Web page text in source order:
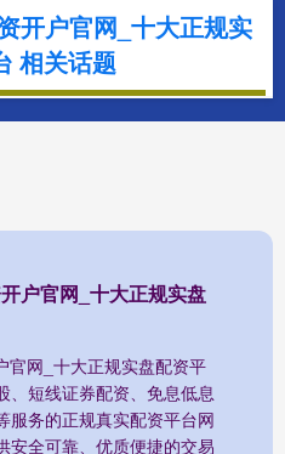
户官网_十大正规实盘
官网_十大正规实盘配资平
、短线证券配资、免息低息
服务的正规真实配资平台网
安全可靠、优质便捷的交易
开户官网_十大正规实
相关话题